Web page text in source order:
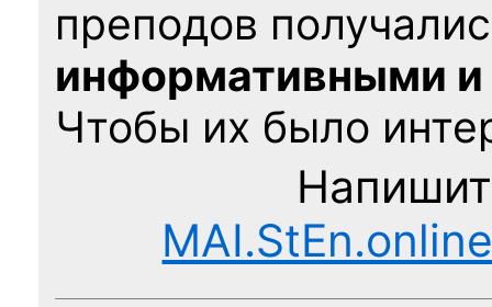
преподов
информативными
Чтобы их было